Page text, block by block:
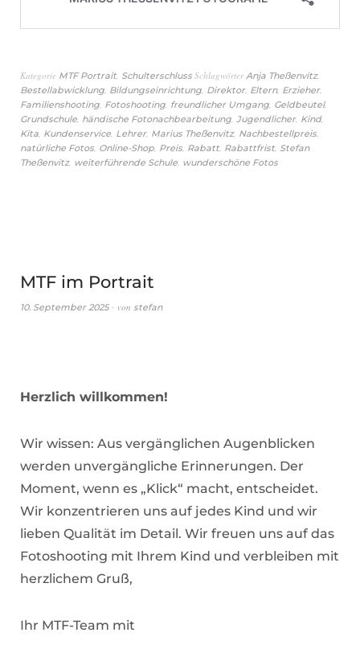
Kategorie MTF Portrait Schulterschluss Schlagwörter Anja Theßenvitz,
Bestellabwicklung Bildungseinrichtung Direktor, Eltern, Erzieher,
Familienshooting Fotoshooting freundlicher Umgang Geldbeutel,
Grundschule händische Fotonachbearbeitung Jugendlicher, Kind,
Kita Kundenservice Lehrer, Marius Theßenvitz, Nachbestellpreis
natürliche Fotos Online-Shop Preis Rabatt Rabattfrist Stefan
Theßenvitz, weiterführende Schule wunderschöne Fotos
MTF im Portrait
10. September 2025 von stefan
Herzlich willkommen!
Wir wissen: Aus vergänglichen Augenblicken
werden unvergängliche Erinnerungen. Der
Moment, wenn es „Klick“ macht, entscheidet.
Wir konzentrieren uns auf jedes Kind und wir
lieben Qualität im Detail. Wir freuen uns auf das
Fotoshooting mit Ihrem Kind und verbleiben mit
herzlichem Gruß,
Ihr MTF-Team mit